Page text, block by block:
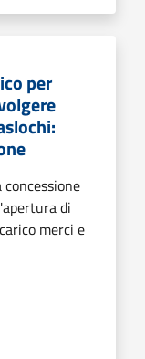
per
di
merci e